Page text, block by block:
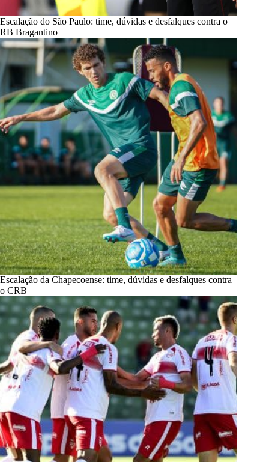
Escalação do São Paulo: time, dúvidas e desfalques contra o
RB Bragantino
Escalação da Chapecoense: time, dúvidas e desfalques contra
o CRB